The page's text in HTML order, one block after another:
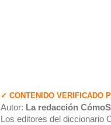
✓ CONTENIDO VERIFICADO
Autor: La redacción
Los editores del diccionario